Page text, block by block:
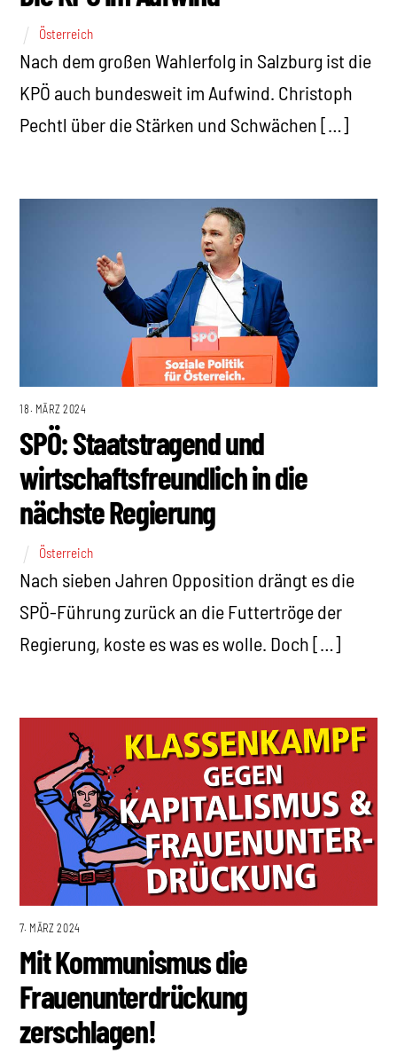
Österreich
Nach dem großen Wahlerfolg in Salzburg ist die
KPÖ auch bundesweit im Aufwind. Christoph
Pechtl über die Stärken und Schwächen […]
18. MÄRZ 2024
SPÖ: Staatstragend und
wirtschaftsfreundlich in die
nächste Regierung
Österreich
Nach sieben Jahren Opposition drängt es die
SPÖ-Führung zurück an die Futtertröge der
Regierung, koste es was es wolle. Doch […]
7. MÄRZ 2024
Mit Kommunismus die
Frauenunterdrückung
zerschlagen!